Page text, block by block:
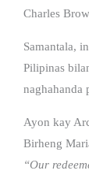
Charles
Samantala,
Pilipinas
naghahanda
Ayon kay
Birheng
“Our